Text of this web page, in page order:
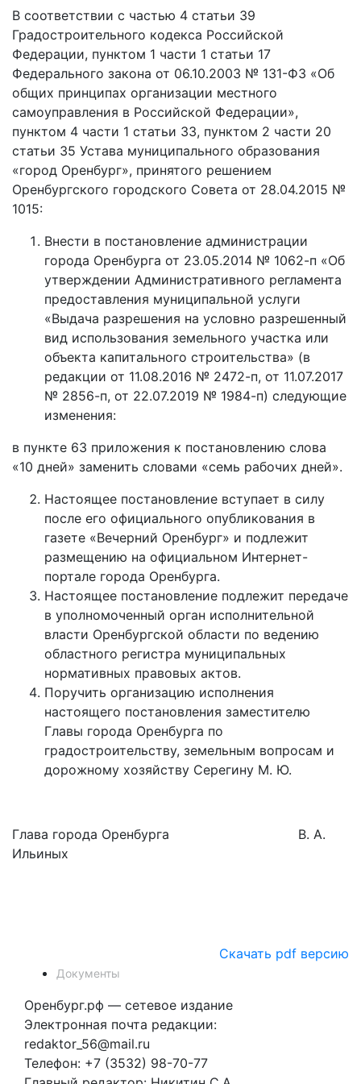
В соответствии с частью 4 статьи 39
Градостроительного кодекса Российской
Федерации, пунктом 1 части 1 статьи 17
Федерального закона от 06.10.2003 № 131-ФЗ «Об
общих принципах организации местного
самоуправления в Российской Федерации»,
пунктом 4 части 1 статьи 33, пунктом 2 части 20
статьи 35 Устава муниципального образования
«город Оренбург», принятого решением
Оренбургского городского Совета от 28.04.2015 №
1015:
Внести в постановление администрации
города Оренбурга от 23.05.2014 № 1062-п «Об
утверждении Административного регламента
предоставления муниципальной услуги
«Выдача разрешения на условно разрешенный
вид использования земельного участка или
объекта капитального строительства» (в
редакции от 11.08.2016 № 2472-п, от 11.07.2017
№ 2856-п, от 22.07.2019 № 1984-п) следующие
изменения:
в пункте 63 приложения к постановлению слова
«10 дней» заменить словами «семь рабочих дней».
Настоящее постановление вступает в силу
после его официального опубликования в
газете «Вечерний Оренбург» и подлежит
размещению на официальном Интернет-
портале города Оренбурга.
Настоящее постановление подлежит передаче
в уполномоченный орган исполнительной
власти Оренбургской области по ведению
областного регистра муниципальных
нормативных правовых актов.
Поручить организацию исполнения
настоящего постановления заместителю
Главы города Оренбурга по
градостроительству, земельным вопросам и
дорожному хозяйству Серегину М. Ю.
Глава города Оренбурга В. А.
Ильиных
Скачать pdf версию
Документы
Оренбург.рф — сетевое издание
Электронная почта редакции:
redaktor_56@mail.ru
Телефон: +7 (3532) 98-70-77